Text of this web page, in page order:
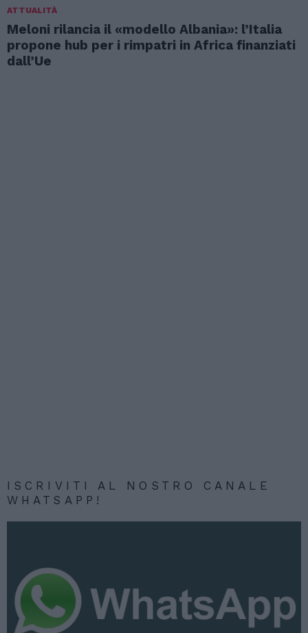
ATTUALITÀ
Meloni rilancia il «modello Albania»: l’Italia
propone hub per i rimpatri in Africa finanziati
dall’Ue
ISCRIVITI AL NOSTRO CANALE
WHATSAPP!